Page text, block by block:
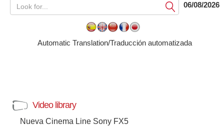
Submit06/08/2026
Automatic Translation/Traducción automatizada
Video library
Nueva Cinema Line Sony FX5